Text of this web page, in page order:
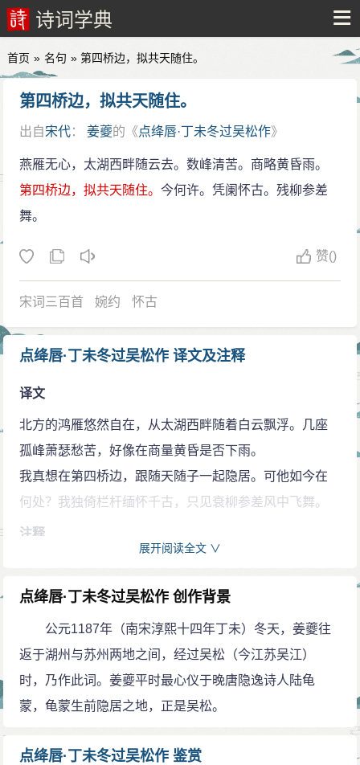
诗词学典
首页 » 名句 » 第四桥边，拟共天随住。
第四桥边，拟共天随住。
出自宋代：姜夔的《点绛唇·丁未冬过吴松作》
燕雁无心，太湖西畔随云去。数峰清苦。商略黄昏雨。
第四桥边，拟共天随住。今何许。凭阑怀古。残柳参差
舞。
赞()
宋词三百首 婉约 怀古
点绛唇·丁未冬过吴松作 译文及注释
译文
北方的鸿雁悠然自在，从太湖西畔随着白云飘浮。几座
孤峰萧瑟愁苦，好像在商量黄昏是否下雨。
我真想在第四桥边，跟随天随子一起隐居。可他如今在
何处？我独倚栏杆缅怀千古，只见衰柳参差风中飞舞。
注释
今吴江市，属江苏省。
天随：晚唐陆龟蒙，自号天随子。
展开阅读全文 ∨
点绛唇·丁未冬过吴松作 创作背景
公元1187年（南宋淳熙十四年丁未）冬天，姜夔往
返于湖州与苏州两地之间，经过吴松（今江苏吴江）
时，乃作此词。姜夔平时最心仪于晚唐隐逸诗人陆龟
蒙，龟蒙生前隐居之地，正是吴松。
点绛唇·丁未冬过吴松作 鉴赏